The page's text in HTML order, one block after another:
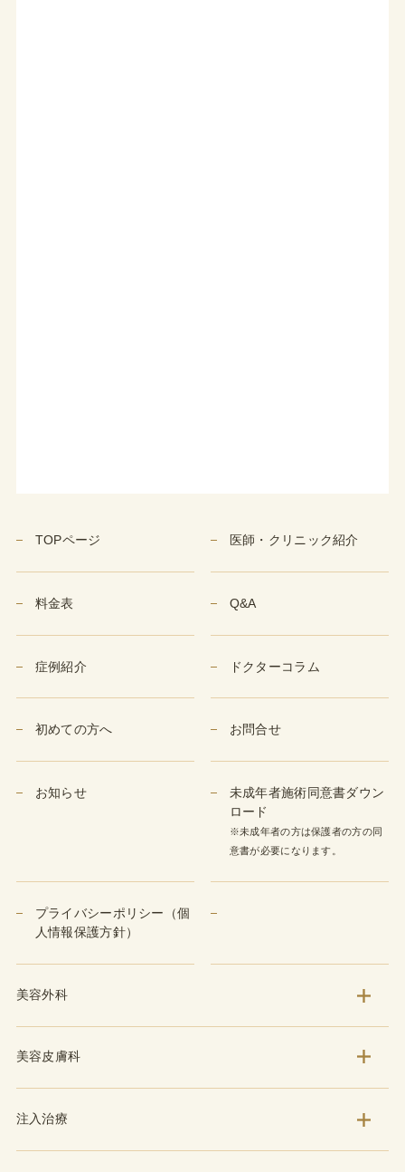
TOPページ 医師・クリニック紹介
料金表 Q&A
症例紹介 ドクターコラム
初めての方へ お問合せ
お知らせ
未成年者施術同意書ダウン
ロード
※未成年者の方は保護者の方の同
意書が必要になります。
プライバシーポリシー（個
人情報保護方針）
美容外科
美容皮膚科
注入治療